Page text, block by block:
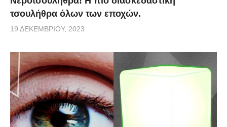
τσουλήθρα όλων των εποχών.
19 ΔΕΚΕΜΒΡΊΟΥ, 2023